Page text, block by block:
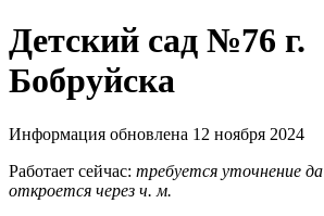
Детский сад №76 г.
Бобруйска
Информация обновлена 12 ноября 2024
Работает сейчас: требуется уточнение да
откроется через ч. м.